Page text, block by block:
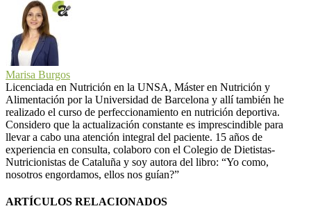
Marisa Burgos
Licenciada en Nutrición en la UNSA, Máster en Nutrición y
Alimentación por la Universidad de Barcelona y allí también he
realizado el curso de perfeccionamiento en nutrición deportiva.
Considero que la actualización constante es imprescindible para
llevar a cabo una atención integral del paciente. 15 años de
experiencia en consulta, colaboro con el Colegio de Dietistas-
Nutricionistas de Cataluña y soy autora del libro: “Yo como,
nosotros engordamos, ellos nos guían?”
ARTÍCULOS RELACIONADOS